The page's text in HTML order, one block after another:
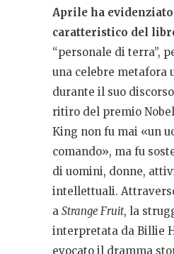
Aprile ha
caratteristico del
“personale di terra”,
una celebre metafora
durante il suo
ritiro del premio
King non fu mai «un
comando», ma fu
di uomini, donne,
intellettuali.
a Strange Fruit, la
interpretata da Billie
evocato il dramma